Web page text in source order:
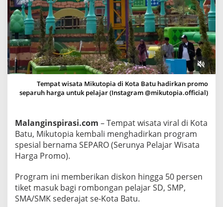
B
i
s
a
N
i
k
m
i
P
r
o
S
e
Tempat wisata Mikutopia di Kota Batu hadirkan promo
separuh harga untuk pelajar (Instagram @mikutopia.official)
Malanginspirasi.com – Tempat wisata viral di Kota
Batu, Mikutopia kembali menghadirkan program
spesial bernama SEPARO (Serunya Pelajar Wisata
Harga Promo).
Program ini memberikan diskon hingga 50 persen
tiket masuk bagi rombongan pelajar SD, SMP,
SMA/SMK sederajat se-Kota Batu.